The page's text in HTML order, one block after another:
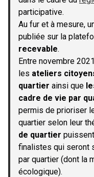
participative.
Au fur et à mesure,
publiée sur la
recevable.
Entre novembre
les ateliers
quartier ainsi que
cadre de vie par
permis de prioriser
quartier selon leur
de quartier
finalistes qui seront
par quartier (dont la
écologique).